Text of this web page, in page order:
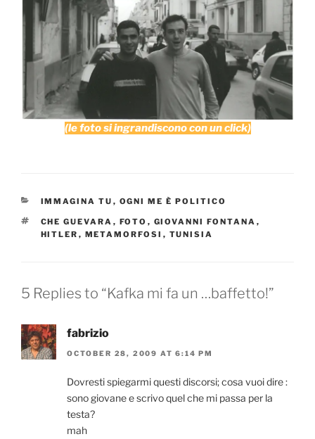
(le foto si ingrandiscono con un click)
CATEGORIES
IMMAGINA TU , OGNI ME È POLITICO
TAGS
CHE GUEVARA , FOTO , GIOVANNI FONTANA ,
HITLER , METAMORFOSI , TUNISIA
5 Replies to “Kafka mi fa un …baffetto!”
fabrizio
OCTOBER 28, 2009 AT 6:14 PM
Dovresti spiegarmi questi discorsi; cosa vuoi dire :
sono giovane e scrivo quel che mi passa per la
testa?
mah